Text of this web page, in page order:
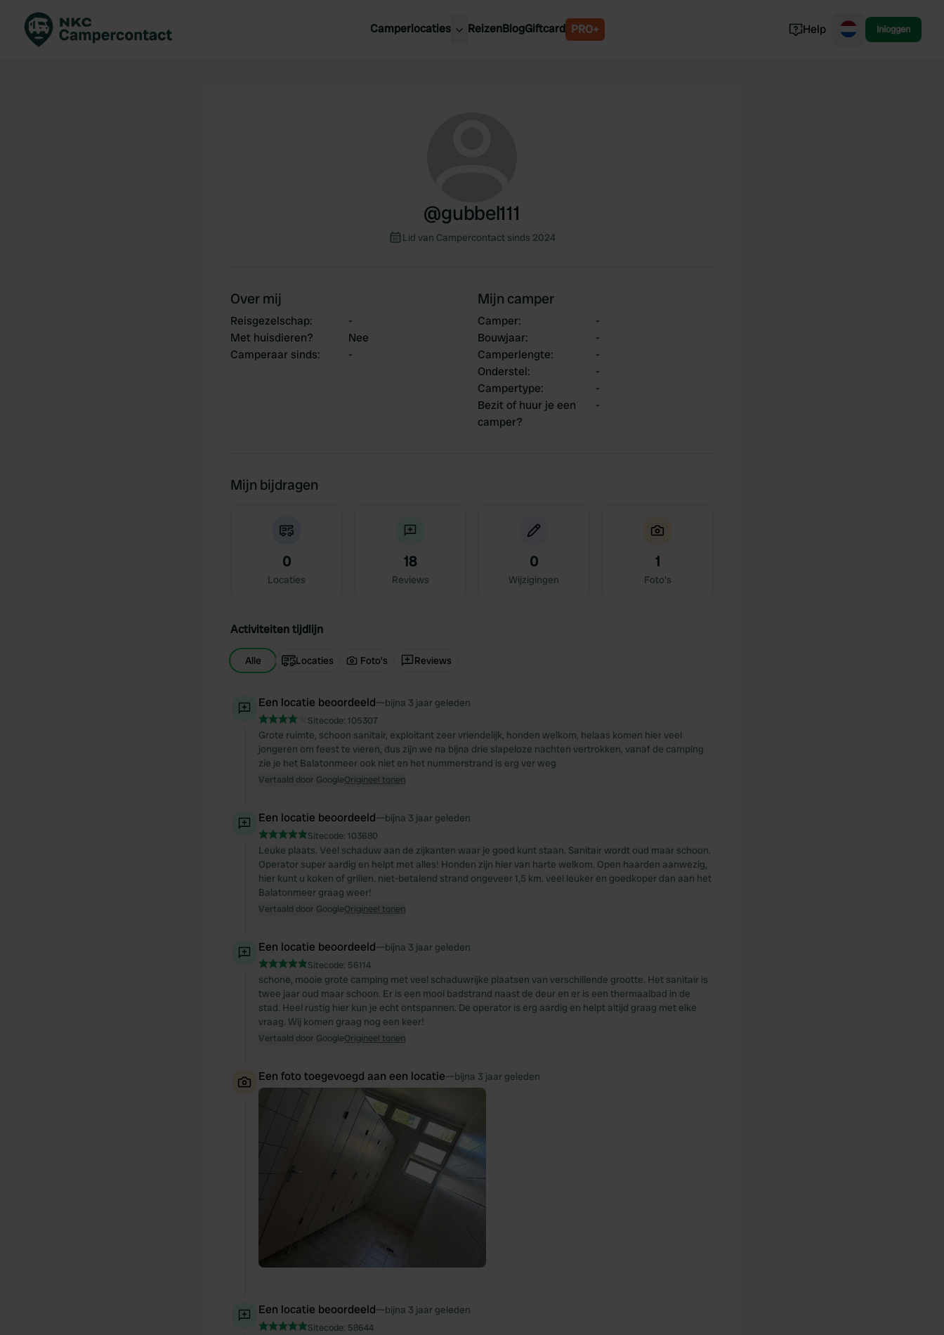
Camperlocaties ReizenBlogGiftcard PRO+ Help Inloggen
@gubbel111
Lid van Campercontact sinds 2024
Over mij
Reisgezelschap:
-
Met huisdieren?
Nee
Camperaar sinds: -
Mijn camper
Camper:
-
Bouwjaar:
-
Camperlengte:
-
Onderstel:
-
Campertype:
-
Bezit of huur je een
camper?
-
Mijn bijdragen
0
Locaties
18
Reviews
0
Wijzigingen
1
Foto's
Activiteiten tijdlijn
Alle Locaties Foto's Reviews
Een locatie beoordeeld—bijna 3 jaar geleden
Sitecode: 105307
Grote ruimte, schoon sanitair, exploitant zeer vriendelijk, honden welkom, helaas komen hier veel
jongeren om feest te vieren, dus zijn we na bijna drie slapeloze nachten vertrokken, vanaf de camping
zie je het Balatonmeer ook niet en het nummerstrand is erg ver weg
Vertaald door GoogleOrigineel tonen
Een locatie beoordeeld—bijna 3 jaar geleden
Sitecode: 103680
Leuke plaats. Veel schaduw aan de zijkanten waar je goed kunt staan. Sanitair wordt oud maar schoon.
Operator super aardig en helpt met alles! Honden zijn hier van harte welkom. Open haarden aanwezig,
hier kunt u koken of grillen. niet-betalend strand ongeveer 1,5 km. veel leuker en goedkoper dan aan het
Balatonmeer graag weer!
Vertaald door GoogleOrigineel tonen
Een locatie beoordeeld—bijna 3 jaar geleden
Sitecode: 56114
schone, mooie grote camping met veel schaduwrijke plaatsen van verschillende grootte. Het sanitair is
twee jaar oud maar schoon. Er is een mooi badstrand naast de deur en er is een thermaalbad in de
stad. Heel rustig hier kun je echt ontspannen. De operator is erg aardig en helpt altijd graag met elke
vraag. Wij komen graag nog een keer!
Vertaald door GoogleOrigineel tonen
Een foto toegevoegd aan een locatie—bijna 3 jaar geleden
Een locatie beoordeeld—bijna 3 jaar geleden
Sitecode: 58644